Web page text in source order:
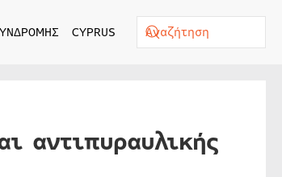
CYPRUS
αντιπυραυλικής